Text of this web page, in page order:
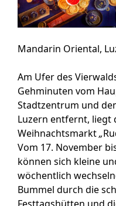
Mandarin Oriental,
Am Ufer des
Gehminuten vom
Stadtzentrum und
Luzern entfernt, liegt
Weihnachtsmarkt„
Vom 17. November
können sich kleine
wöchentlich
Bummel durch die